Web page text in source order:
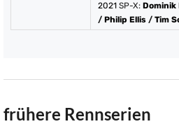
2021 SP-X: Dominik
/ Philip Ellis / Tim
frühere Rennserien